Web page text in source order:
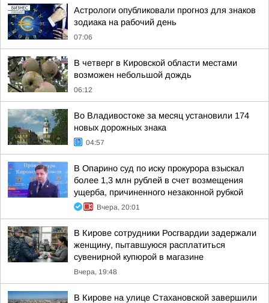
Астрологи опубликовали прогноз для знаков
зодиака на рабочий день
07:06
В четверг в Кировской области местами
возможен небольшой дождь
06:12
Во Владивостоке за месяц установили 174
новых дорожных знака
04:57
В Опарино суд по иску прокурора взыскал
более 1,3 млн рублей в счет возмещения
ущерба, причиненного незаконной рубкой
Вчера, 20:01
В Кирове сотрудники Росгвардии задержали
женщину, пытавшуюся расплатиться
сувенирной купюрой в магазине
Вчера, 19:48
В Кирове на улице Стахановской завершили